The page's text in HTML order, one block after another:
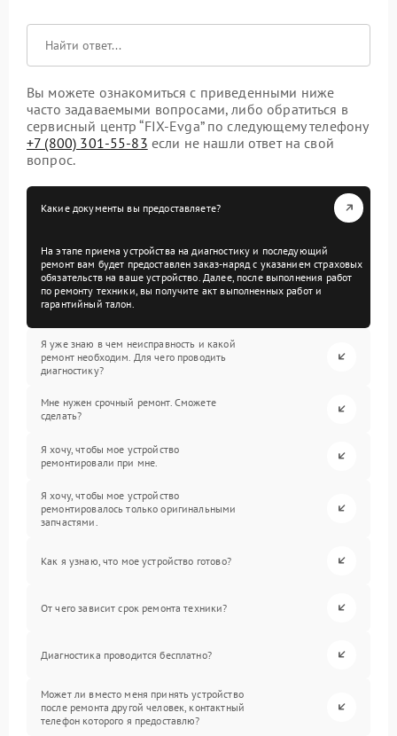
Вы можете ознакомиться с приведенными ниже
часто задаваемыми вопросами, либо обратиться в
сервисный центр “FIX-Evga” по следующему телефону
+7 (800) 301-55-83 если не нашли ответ на свой
вопрос.
Какие документы вы предоставляете?
На этапе приема устройства на диагностику и последующий
ремонт вам будет предоставлен заказ-наряд с указанием страховых
обязательств на ваше устройство. Далее, после выполнения работ
по ремонту техники, вы получите акт выполненных работ и
гарантийный талон.
Я уже знаю в чем неисправность и какой
ремонт необходим. Для чего проводить
диагностику?
Мне нужен срочный ремонт. Сможете
сделать?
Я хочу, чтобы мое устройство
ремонтировали при мне.
Я хочу, чтобы мое устройство
ремонтировалось только оригинальными
запчастями.
Как я узнаю, что мое устройство готово?
От чего зависит срок ремонта техники?
Диагностика проводится бесплатно?
Может ли вместо меня принять устройство
после ремонта другой человек, контактный
телефон которого я предоставлю?